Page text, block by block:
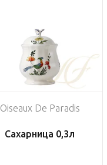
Oiseaux De Paradis
Сахарница 0,3л